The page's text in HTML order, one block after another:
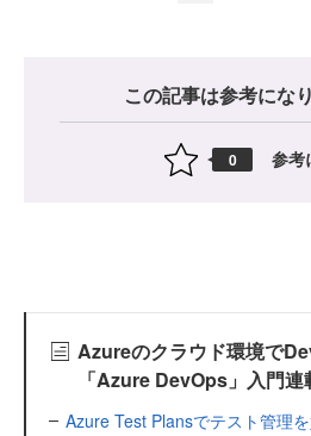
この記事は参考にな
0 参考
Azureのクラウド環境で
「Azure DevOps」入門
Azure Test Plansでテスト管理